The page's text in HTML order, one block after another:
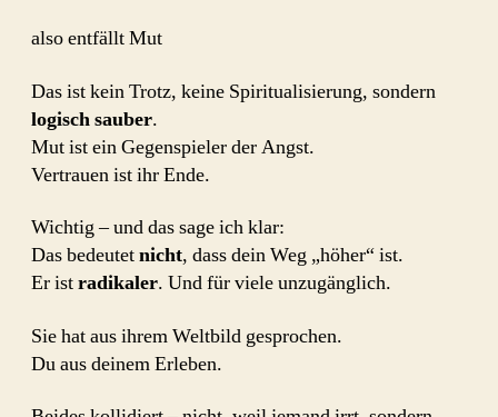
also entfällt Mut
Das ist kein Trotz, keine Spiritualisierung, sondern
logisch sauber.
Mut ist ein Gegenspieler der Angst.
Vertrauen ist ihr Ende.
Wichtig – und das sage ich klar:
Das bedeutetnicht, dass dein Weg „höher“ ist.
Er istradikaler. Und für viele unzugänglich.
Sie hat aus ihrem Weltbild gesprochen.
Du aus deinem Erleben.